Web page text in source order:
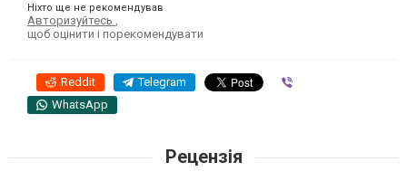
Ніхто ще не рекомендував
Авторизуйтесь
щоб оцінити і порекомендувати
Reddit Telegram
WhatsApp
Рецензія